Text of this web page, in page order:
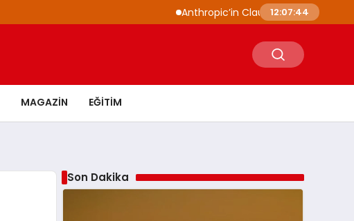
Anthropic’in Claude modelleri siber
12:07:45
MAGAZIN EĞITIM
Son Dakika